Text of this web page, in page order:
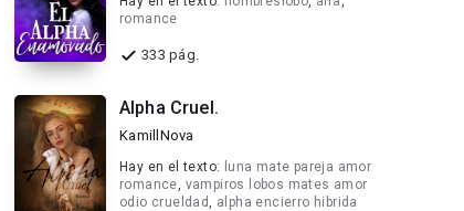
romance
333 pág.
Alpha Cruel.
KamillNova
Hay en el texto:
luna mate pareja amor
romance, vampiros lobos mates amor
odio crueldad, alpha encierro hibrida